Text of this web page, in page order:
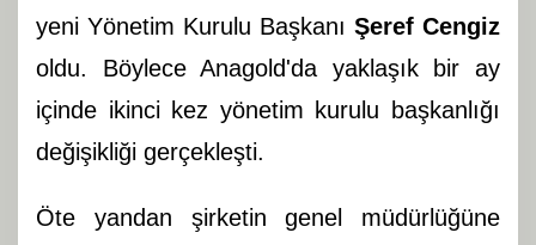
yeni Yönetim Kurulu Başkanı Şeref Cengiz
oldu. Böylece Anagold'da yaklaşık bir ay
içinde ikinci kez yönetim kurulu başkanlığı
değişikliği gerçekleşti.
Öte yandan şirketin genel müdürlüğüne